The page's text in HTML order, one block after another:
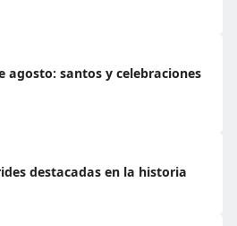
agosto: santos y celebraciones
destacadas en la historia